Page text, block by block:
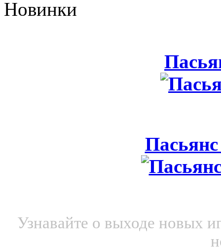
Новинки
Узнавайте о выходе новых